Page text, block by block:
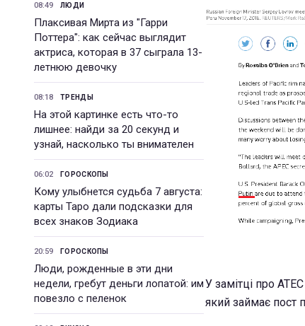
08:49 ЛЮДИ
Плаксивая Мирта из "Гарри
Поттера": как сейчас выглядит
актриса, которая в 37 сыграла 13-
летнюю девочку
08:18 ТРЕНДЫ
На этой картинке есть что-то
лишнее: найди за 20 секунд и
узнай, насколько ты внимателен
06:02 ГОРОСКОПЫ
Кому улыбнется судьба 7 августа:
карты Таро дали подсказки для
всех знаков Зодиака
20:59 ГОРОСКОПЫ
Люди, рожденные в эти дни
недели, гребут деньги лопатой: им
повезло с пеленок
У замітці про
який займає пост